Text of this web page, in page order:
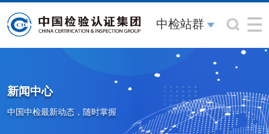
中检站群
新闻中心
中国中检最新动态，随时掌握